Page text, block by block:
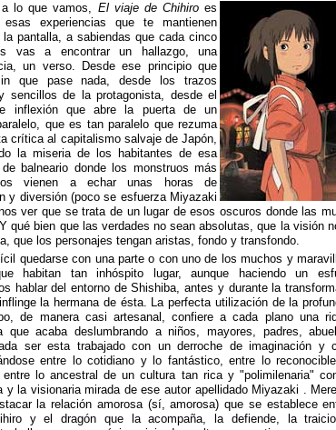
a lo que vamos, El viaje de Chihiroes
experiencias que te mantienen
la pantalla, a sabiendas que cada cinco
vas a encontrar un hallazgo, una
un verso. Desde ese principio que
que pase nada, desde los trazos
sencillos de la protagonista, desde el
inflexión que abre la puerta de un
que es tan paralelo que rezuma
crítica al capitalismo salvaje de Japón,
la miseria de los habitantes de esa
balneario donde los monstruos más
vienen a echar unas horas de
y diversión (poco se esfuerza Miyazaki
ver que se trata de un lugar de esos oscuros donde las
qué bien que las verdades no sean absolutas, que la visión
que los personajes tengan aristas, fondo y transfondo.
quedarse con una parte o con uno de los muchos y
habitan tan inhóspito lugar, aunque haciendo un
hablar del entorno de Shishiba, antes y durante la
la hermana de ésta. La perfecta utilización de la
de manera casi artesanal, confiere a cada plano una
que acaba deslumbrando a niños, mayores, padres,
ser esta trabajado con un derroche de imaginación y
entre lo cotidiano y lo fantástico, entre lo
entre lo ancestral de un cultura tan rica y "polimilenaria"
y la visionaria mirada de ese autor apellidado Miyazaki .
la relación amorosa (sí, amorosa) que se establece
y el dragón que la acompaña, la defiende, la